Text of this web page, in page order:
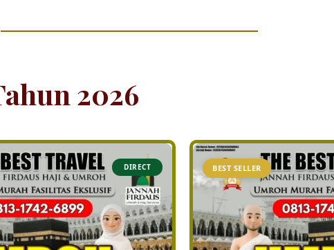
2026
DIRECT BEST SELLER